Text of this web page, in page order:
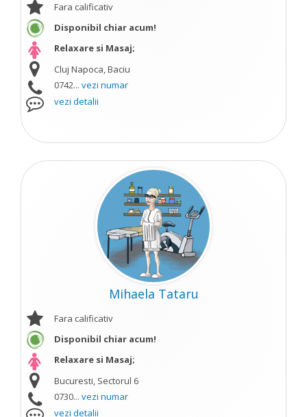
Fara calificativ
Disponibil chiar acum!
Relaxare si Masaj;
Cluj Napoca, Baciu
0742... vezi numar
vezi detalii
Mihaela Tataru
Fara calificativ
Disponibil chiar acum!
Relaxare si Masaj;
Bucuresti, Sectorul 6
0730... vezi numar
vezi detalii